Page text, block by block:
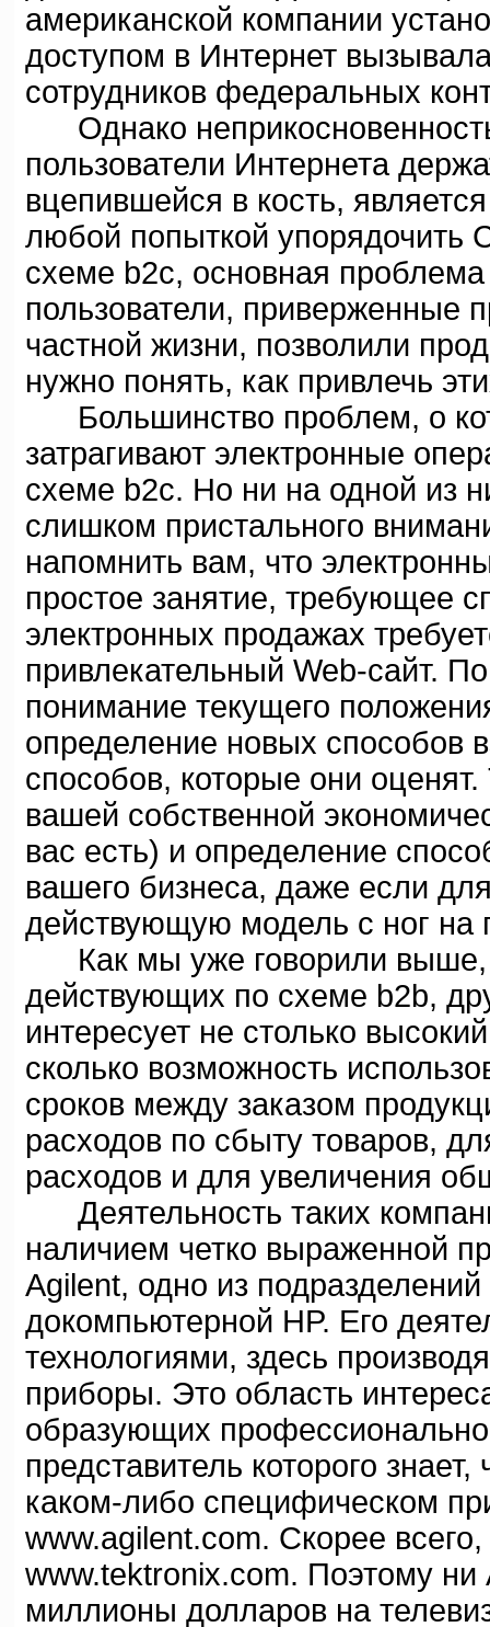
американской компании
доступом в Интернет
сотрудников федеральных
Однако
пользователи Интернета
вцепившейся в кость,
любой попыткой упорядочить
схеме b2c, основная
пользователи, приверженные
частной жизни, позволили
нужно понять, как привлечь
Большинство проблем, о
затрагивают электронные
схеме b2c. Но ни на одной из
слишком пристального
напомнить вам, что
простое занятие, требующее
электронных продажах
привлекательный Web-сайт.
понимание текущего
определение новых способов
способов, которые они
вашей собственной
вас есть) и определение
вашего бизнеса, даже если
действующую модель с ног на
Как мы уже говорили выше,
действующих по схеме b2b,
интересует не столько
сколько возможность
сроков между заказом
расходов по сбыту товаров,
расходов и для увеличения
Деятельность таких
наличием четко выраженной
Agilent, одно из
докомпьютерной HP. Его
технологиями, здесь
приборы. Это область
образующих
представитель которого
каком-либо специфическом
www.agilent.com. Скорее
www.tektronix.com. Поэтому ни
миллионы долларов на